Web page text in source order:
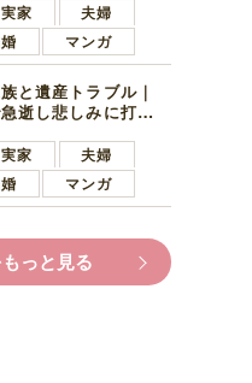
家
夫婦
マンガ
と遺産トラブル｜
逝し悲しみに打ち
家
夫婦
マンガ
っと見る